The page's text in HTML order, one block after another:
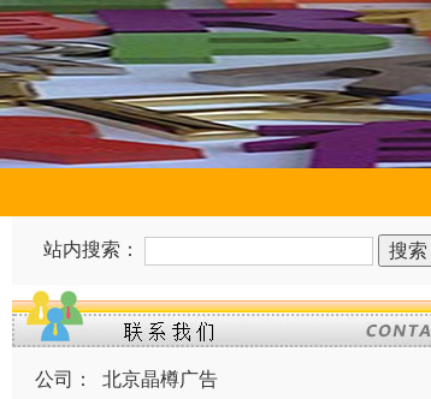
站内搜索：
公司：
北京晶樽广告